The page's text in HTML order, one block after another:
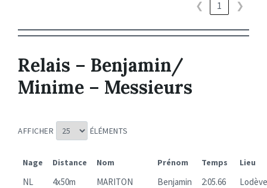
❮ 1 ❯
Relais – Benjamin/
Minime – Messieurs
AFFICHER ÉLÉMENTS
Nage Distance Nom Prénom Temps Lieu
NL 4x50m MARITON Benjamin 2:05.66
Lodève